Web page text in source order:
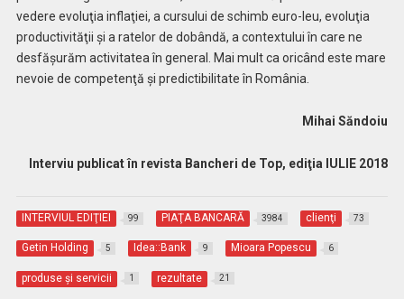
vedere evoluţia inflaţiei, a cursului de schimb euro-leu, evoluţia
productivităţii şi a ratelor de dobândă, a contextului în care ne
desfăşurăm activitatea în general. Mai mult ca oricând este mare
nevoie de competenţă şi predictibilitate în România.
Mihai Săndoiu
Interviu publicat în revista Bancheri de Top, ediţia IULIE 2018
INTERVIUL EDIŢIEI 99 PIAŢA BANCARĂ 3984 clienţi 73
Getin Holding 5 Idea::Bank 9 Mioara Popescu 6
produse şi servicii 1 rezultate 21